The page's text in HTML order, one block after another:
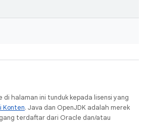
di halaman ini tunduk kepada lisensi yang
Konten. Java dan OpenJDK adalah merek
terdaftar dari Oracle dan/atau